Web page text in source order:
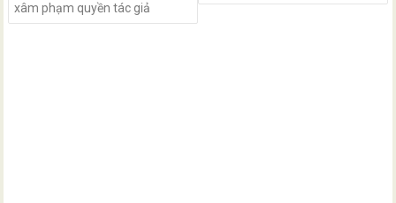
xâm phạm quyền tác giả